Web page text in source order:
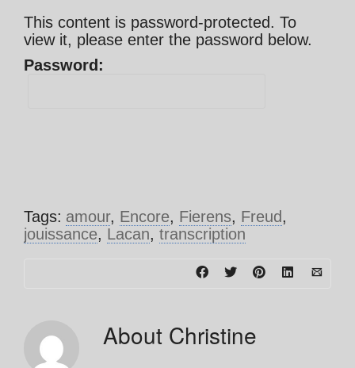
This content is password-protected. To
view it, please enter the password below.
Password:
Tags: amour, Encore, Fierens, Freud,
jouissance, Lacan, transcription
About Christine